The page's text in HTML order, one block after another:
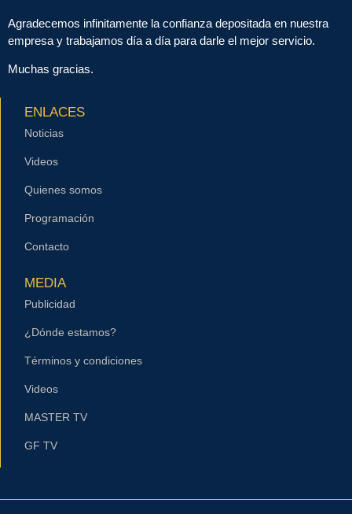
Agradecemos infinitamente la confianza depositada en nuestra
empresa y trabajamos día a día para darle el mejor servicio.
Muchas gracias.
ENLACES
Noticias
Videos
Quienes somos
Programación
Contacto
MEDIA
Publicidad
¿Dónde estamos?
Términos y condiciones
Videos
MASTER TV
GF TV